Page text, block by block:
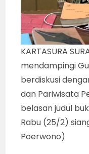
KARTASURA
mendampingi
berdiskusi
dan Pariwisata
belasan judul
Rabu (25/2)
Poerwono)